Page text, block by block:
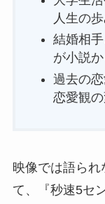
人生の
結婚相
が小説
過去の
恋愛観
映像では語られ
て、『秒速5セ